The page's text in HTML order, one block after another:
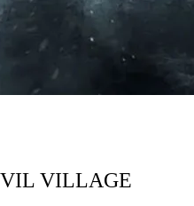
VILLAGE